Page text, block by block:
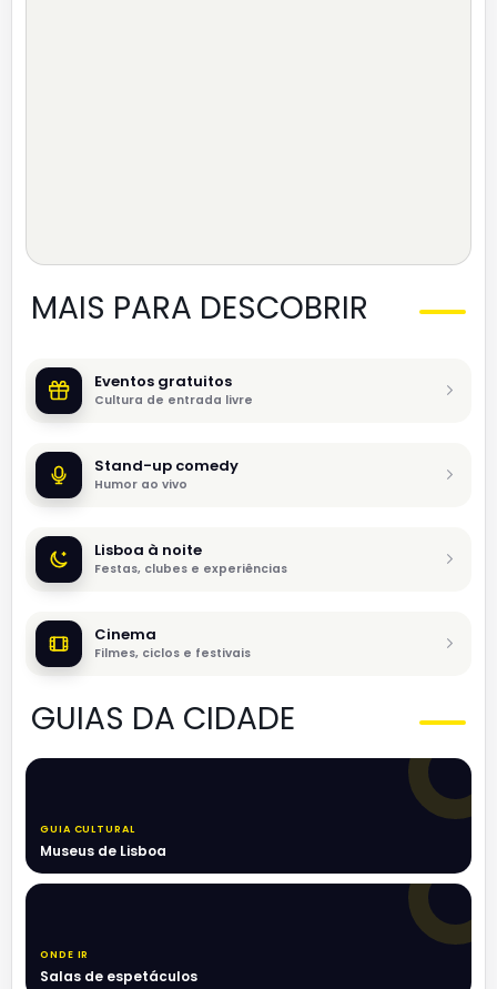
MAIS PARA DESCOBRIR
Eventos gratuitos
Cultura de entrada livre
Stand-up comedy
Humor ao vivo
Lisboa à noite
Festas, clubes e experiências
Cinema
Filmes, ciclos e festivais
GUIAS DA CIDADE
GUIA CULTURAL
Museus de Lisboa
ONDE IR
Salas de espetáculos